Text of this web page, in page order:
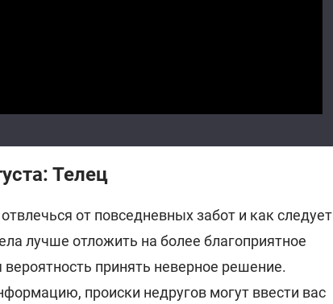
Телец
от повседневных забот и как следует
лучше отложить на более благоприятное
принять неверное решение.
происки недругов могут ввести вас